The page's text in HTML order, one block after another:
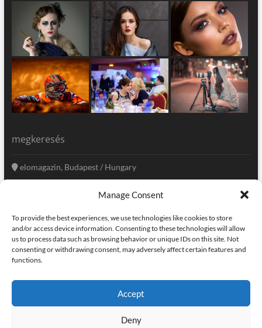
Manage Consent
To provide the best experiences, we use technologies like cookies to store
and/or access device information. Consenting to these technologies will allow
us to process data such as browsing behavior or unique IDs on this site. Not
consenting or withdrawing consent, may adversely affect certain features and
functions.
Accept
Deny
megkeresés
elomagazin, Budapest / Hungary
szerkesztoseg@elomagazin.com
elomagazin
home adatvédelem impresszum kapcsolat